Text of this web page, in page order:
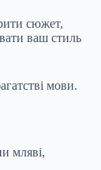
сюжет,
ваш стиль
мови.
мляві,